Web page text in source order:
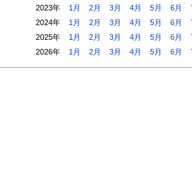
2023年
1月 2月 3月 4月 5月 6月
2024年
1月 2月 3月 4月 5月 6月
2025年
1月 2月 3月 4月 5月 6月
2026年
1月 2月 3月 4月 5月 6月